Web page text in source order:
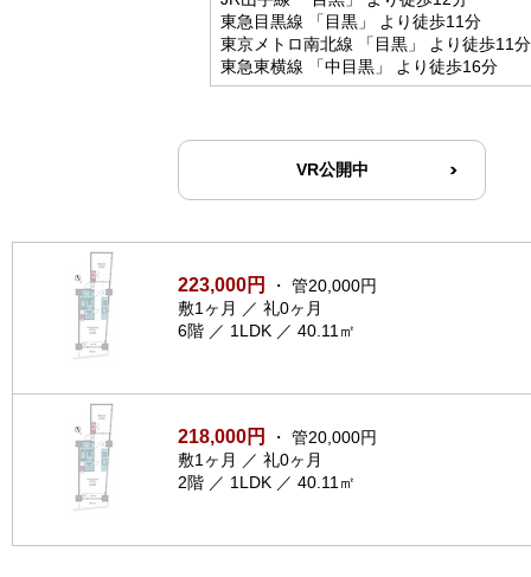
東急目黒線 「目黒」 より徒歩11分
東京メトロ南北線 「目黒」 より徒歩11分
東急東横線 「中目黒」 より徒歩16分
VR公開中
223,000円
・ 管20,000円
敷1ヶ月 ／ 礼0ヶ月
6階 ／ 1LDK ／ 40.11㎡
218,000円
・ 管20,000円
敷1ヶ月 ／ 礼0ヶ月
2階 ／ 1LDK ／ 40.11㎡